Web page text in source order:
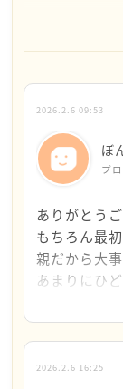
私は「よく言
うことに。こ
度で対応なさ
いつかはこん
現実を直視し
私がぼんぼん
かんだ言って
らです。過去
す。薄情な嫁
でくださいね
2026.2.6 09:53
ぼ
プ
ありがとうご
もちろん最
親だから大
あまりにひ
も行動しな
ります。
2026.2.6 16:25